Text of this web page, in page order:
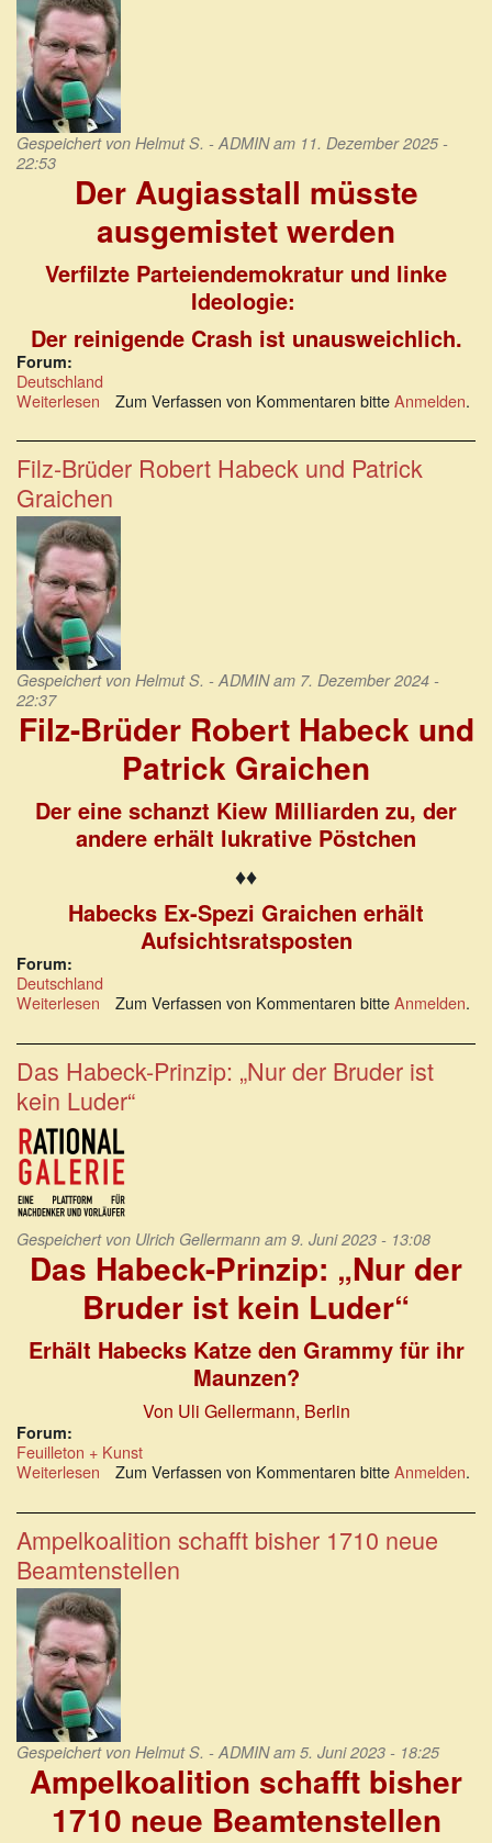
Gespeichert von Helmut S. - ADMINam 11. Dezember 2025 -
22:53
Der Augiasstall müsste
ausgemistet werden
Verfilzte Parteiendemokratur und linke
Ideologie:
Der reinigende Crash ist unausweichlich.
Forum:
Deutschland
Weiterlesen über
Augiasstall
müsste
ausgemistet
werden
Zum Verfassen von Kommentaren bitteAnmelden.
Filz-Brüder Robert Habeck und Patrick
Graichen
Gespeichert von Helmut S. - ADMINam 7. Dezember 2024 -
22:37
Filz-Brüder Robert Habeck und
Patrick Graichen
Der eine schanzt Kiew Milliarden zu, der
andere erhält lukrative Pöstchen
♦♦
Habecks Ex-Spezi Graichen erhält
Aufsichtsratsposten
Forum:
Deutschland
Weiterlesen über
Brüder
Robert
Habeck
und
Graichen
Zum Verfassen von Kommentaren bitteAnmelden.
Das Habeck-Prinzip: „Nur der Bruder ist
kein Luder“
Gespeichert von Ulrich Gellermann am 9. Juni 2023 - 13:08
Das Habeck-Prinzip: „Nur der
Bruder ist kein Luder“
Erhält Habecks Katze den Grammy für ihr
Maunzen?
Von Uli Gellermann, Berlin
Forum:
Feuilleton + Kunst
Weiterlesen über
Habeck-
Prinzip:
„Nur
der
Bruder
ist
kein
Luder“
Zum Verfassen von Kommentaren bitteAnmelden.
Ampelkoalition schafft bisher 1710 neue
Beamtenstellen
Gespeichert von Helmut S. - ADMINam 5. Juni 2023 - 18:25
Ampelkoalition schafft bisher
1710 neue Beamtenstellen